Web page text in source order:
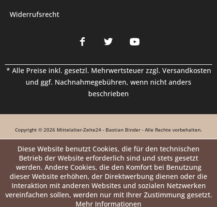
Widerrufsrecht
* Alle Preise inkl. gesetzl. Mehrwertsteuer zzgl. Versandkosten
und ggf. Nachnahmegebühren, wenn nicht anders
beschrieben
Copyright © 2026 Mittelalter-Zelte24 - Bastian Binder - Alle Rechte vorbehalten.
Diese Website benutzt Cookies, die für den technischen
Betrieb der Website erforderlich sind und stets gesetzt
werden. Andere Cookies, die den Komfort bei Benutzung
dieser Website erhöhen, der Direktwerbung dienen oder die
Interaktion mit anderen Websites und sozialen Netzwerken
vereinfachen sollen, werden nur mit Ihrer Zustimmung gesetzt.
Mehr Informationen